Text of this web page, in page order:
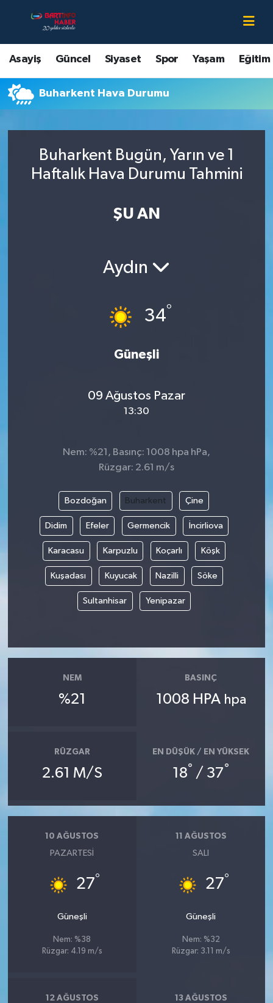
Asayiş Güncel Siyaset Spor Yaşam Eğitim
Buharkent Hava Durumu
Buharkent Bugün, Yarın ve 1
Haftalık Hava Durumu Tahmini
ŞU AN
Aydın
34°
Güneşli
09 Ağustos Pazar
13:30
Nem: %21, Basınç: 1008 hpa hPa,
Rüzgar: 2.61 m/s
Bozdoğan Buharkent Çine
Didim Efeler Germencik İncirliova
Karacasu Karpuzlu Koçarlı Köşk
Kuşadası Kuyucak Nazilli Söke
Sultanhisar Yenipazar
NEM
%21
BASINÇ
1008 HPA hpa
RÜZGAR
2.61 M/S
EN DÜŞÜK / EN YÜKSEK
18° / 37°
10 AĞUSTOS
PAZARTESI
27°
Güneşli
Nem: %38
Rüzgar: 4.19 m/s
11 AĞUSTOS
SALI
27°
Güneşli
Nem: %32
Rüzgar: 3.11 m/s
12 AĞUSTOS 13 AĞUSTOS
Asayiş
Bartın Hakkında
Çevre
Ekonomi
Sivil Toplum
Turizm
Yaşam
Yerel Yönetimler
Bartın Nöbetçi Eczaneler
Bartın Hava Durumu
Bartin Namaz Vakitleri
Süper Lig Puan Durumu ve Fikstür